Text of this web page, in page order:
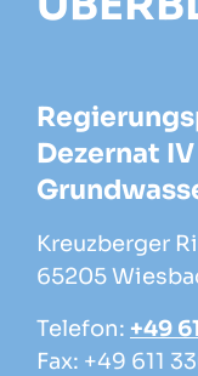
Dezernat
Kreuzberger
65205
Telefon: +49
Fax: +49 611